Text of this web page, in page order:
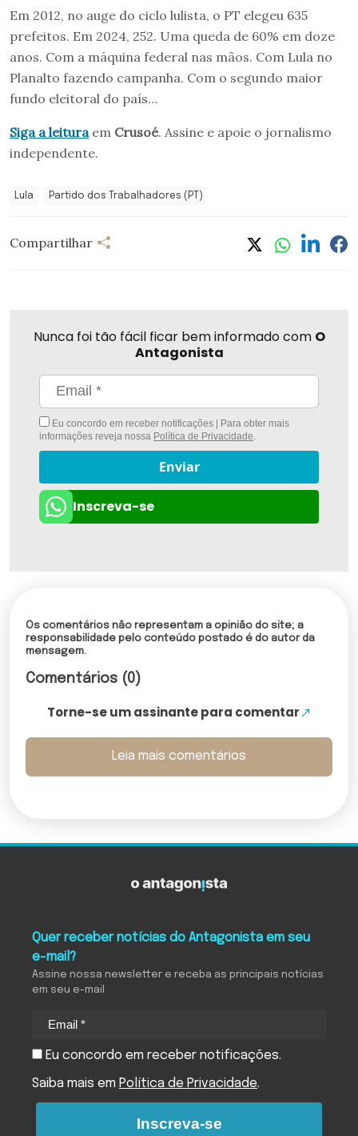
Em 2012, no auge do ciclo lulista, o PT elegeu 635
prefeitos. Em 2024, 252. Uma queda de 60% em doze
anos. Com a máquina federal nas mãos. Com Lula no
Planalto fazendo campanha. Com o segundo maior
fundo eleitoral do país…
Siga a leituraem Crusoé. Assine e apoie o jornalismo
independente.
Lula Partido dos Trabalhadores (PT)
Compartilhar
Nunca foi tão fácil ficar bem informado com O
Antagonista
Eu concordo em receber notificações | Para obter mais
informações reveja nossa Política de Privacidade.
Enviar
Inscreva-se
Os comentários não representam a opinião do site; a
responsabilidade pelo conteúdo postado é do autor da
mensagem.
Comentários (0)
Torne-se um assinante para comentar
Leia mais comentários
Quer receber notícias do Antagonista em seu
e-mail?
Assine nossa newsletter e receba as principais notícias
em seu e-mail
Eu concordo em receber notificações.
Saiba mais em Política de Privacidade.
Inscreva-se